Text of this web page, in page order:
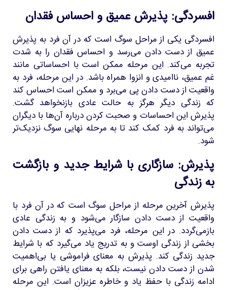
افسردگی: پذیرش عمیق و احساس فقدان
افسردگی یکی از مراحل سوگ است که در آن فرد به پذیرش
عمیق از دست دادن می‌رسد و احساس فقدان را به شدت
تجربه می‌کند. این مرحله ممکن است با احساساتی مانند
غم عمیق، ناامیدی و انزوا همراه باشد. در این مرحله، فرد به
واقعیت از دست دادن پی می‌برد و ممکن است احساس کند
که زندگی دیگر هرگز به حالت عادی بازنخواهد گشت.
پذیرش این احساسات و صحبت کردن درباره آن‌ها با دیگران
می‌تواند به فرد کمک کند تا به مرحله نهایی سوگ نزدیک‌تر
شود.
پذیرش: سازگاری با شرایط جدید و بازگشت
به زندگی
پذیرش آخرین مرحله از مراحل سوگ است که در آن فرد با
واقعیت از دست دادن سازگار می‌شود و به زندگی عادی
بازمی‌گردد. در این مرحله، فرد می‌پذیرد که از دست دادن
بخشی از زندگی اوست و به تدریج یاد می‌گیرد که با شرایط
جدید زندگی کند. پذیرش به معنای فراموشی یا بی‌اهمیت
شدن از دست دادن نیست، بلکه به معنای یافتن راهی برای
ادامه زندگی با حفظ یاد و خاطره عزیزان است. این مرحله